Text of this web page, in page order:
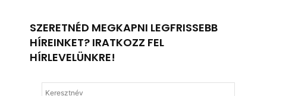
SZERETNÉD MEGKAPNI LEGFRISSEBB
HÍREINKET? IRATKOZZ FEL
HÍRLEVELÜNKRE!